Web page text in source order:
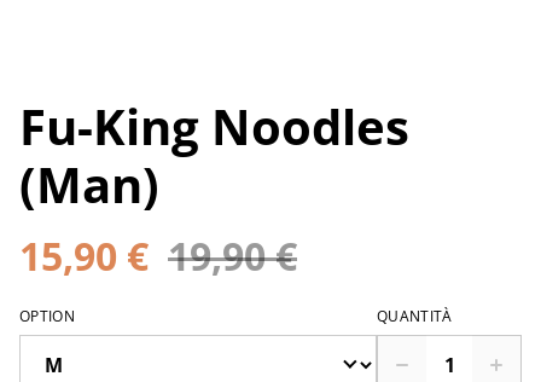
Fu-King Noodles
(Man)
15,90 € 19,90 €
OPTION QUANTITÀ